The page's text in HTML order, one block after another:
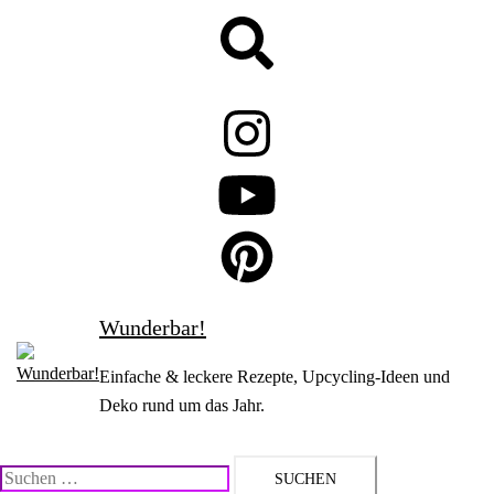
Wunderbar!
Einfache & leckere Rezepte, Upcycling-Ideen und
Deko rund um das Jahr.
Suchen